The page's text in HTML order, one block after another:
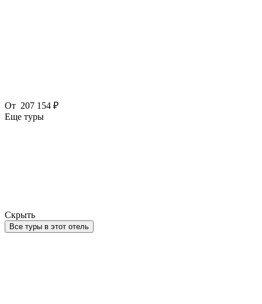
От 207 154 ₽
Еще туры
Скрыть
Все туры в этот отель